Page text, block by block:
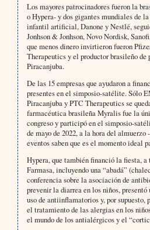
Los mayores patrocinadores fueron la
o Hypera- y dos gigantes mundiales de
infantil artificial, Danone y Nestlé,
Jonhson & Jonhson, Novo Nordisk,
que menos dinero invirtieron fueron
Therapeutics y el productor brasileño de
Piracanjuba.
De las 15 empresas que ayudaron a
presentes en el simposio-satélite. Sólo
Piracanjuba y PTC Therapeutics se
farmacéutica brasileña Myralis fue la
congreso y participó en el simposio-
de mayo de 2022, a la hora del almuerzo
eventos saben que es el momento ideal
Hypera, que también financió la fiesta, a
Farmasa, incluyendo una “abadá”
conferencia sobre la asociación de
prevenir la diarrea en los niños,
uso de antiinflamatorios y, por supuesto,
el tratamiento de las alergias en los
el mundo de los antialérgicos y el